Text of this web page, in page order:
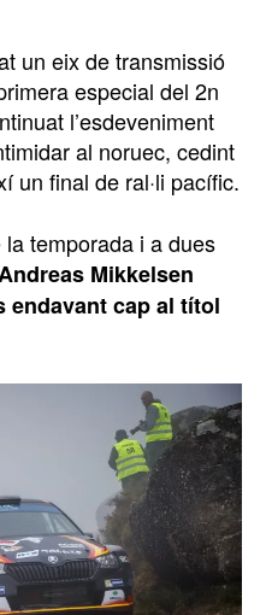
un eix de transmissió
especial del 2n
l’esdeveniment
al noruec, cedint
un final de ral·li pacífic.
temporada i a dues
Mikkelsen
endavant cap al títol